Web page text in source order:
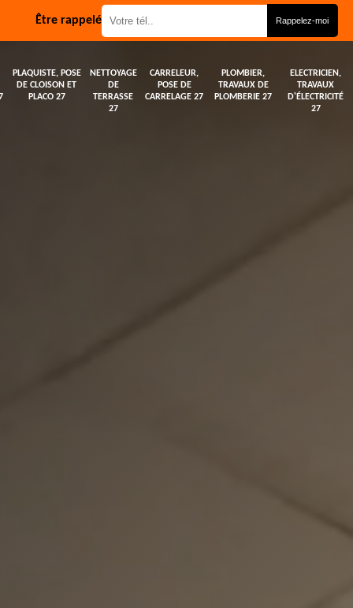
Être rappelé
PLAQUISTE, POSE
DE CLOISON ET
PLACO 27
NETTOYAGE
DE
TERRASSE
27
CARRELEUR,
POSE DE
CARRELAGE 27
PLOMBIER,
TRAVAUX DE
PLOMBERIE 27
ELECTRICIEN,
TRAVAUX
D'ÉLECTRICITÉ
27